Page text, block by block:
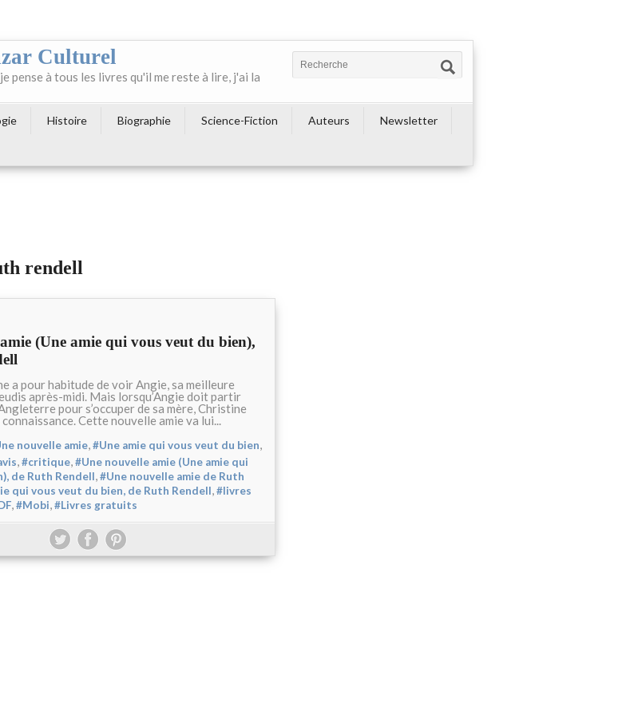
Culturel
pense à tous les livres qu'il me reste à lire, j'ai la
Histoire Biographie Science-Fiction Auteurs
Newsletter
rendell
(Une amie qui vous veut du bien),
a pour habitude de voir Angie, sa meilleure
après-midi. Mais lorsqu’Angie doit partir
pour s’occuper de sa mère, Christine
Cette nouvelle amie va lui...
nouvelle amie,#Une amie qui vous veut du bien,
,#critique,#Une nouvelle amie (Une amie qui
de Ruth Rendell,#Une nouvelle amie de Ruth
qui vous veut du bien, de Ruth Rendell,#livres
,#Mobi,#Livres gratuits